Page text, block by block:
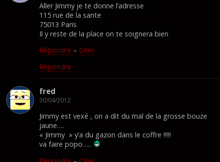
Aller Jimmy je te donne l’adresse
115 rue de la sante
75013 Paris
Il y reste de la place on te soignera bien
Répondre – Citer
Répondre
fred
30/04/2012
Jimmy est vexé , on a dit du mal de la grosse bouze
jaune….
« Jimmy » y’a du gazon dans le coffre !!!!!
va faire popo…..